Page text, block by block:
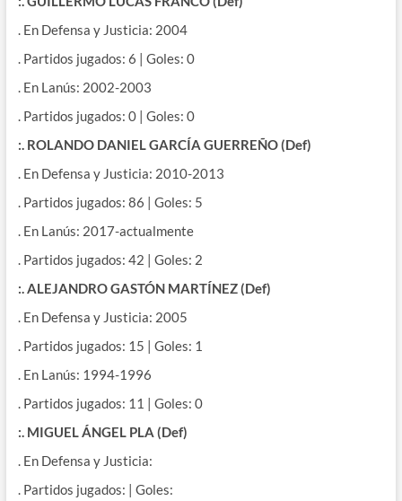
. En Defensa y Justicia: 2004
. Partidos jugados: 6 | Goles: 0
. En Lanús: 2002-2003
. Partidos jugados: 0 | Goles: 0
:. ROLANDO DANIEL GARCÍA GUERREÑO (Def)
. En Defensa y Justicia: 2010-2013
. Partidos jugados: 86 | Goles: 5
. En Lanús: 2017-actualmente
. Partidos jugados: 42 | Goles: 2
:. ALEJANDRO GASTÓN MARTÍNEZ (Def)
. En Defensa y Justicia: 2005
. Partidos jugados: 15 | Goles: 1
. En Lanús: 1994-1996
. Partidos jugados: 11 | Goles: 0
:. MIGUEL ÁNGEL PLA (Def)
. En Defensa y Justicia:
. Partidos jugados: | Goles: